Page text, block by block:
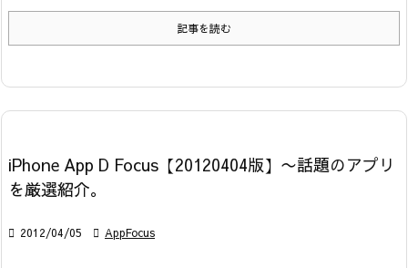
記事を読む
iPhone App D Focus【20120404版】〜話題のアプリ
を厳選紹介。
 2012/04/05  AppFocus